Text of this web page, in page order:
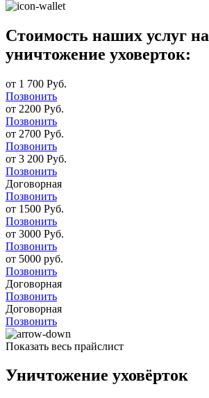
Стоимость наших услуг на
уничтожение уховерток:
от 1 700 Руб.
Позвонить
от 2200 Руб.
Позвонить
от 2700 Руб.
Позвонить
от 3 200 Руб.
Позвонить
Договорная
Позвонить
от 1500 Руб.
Позвонить
от 3000 Руб.
Позвонить
от 5000 руб.
Позвонить
Договорная
Позвонить
Договорная
Позвонить
Показать весь прайслист
Уничтожение уховёрток